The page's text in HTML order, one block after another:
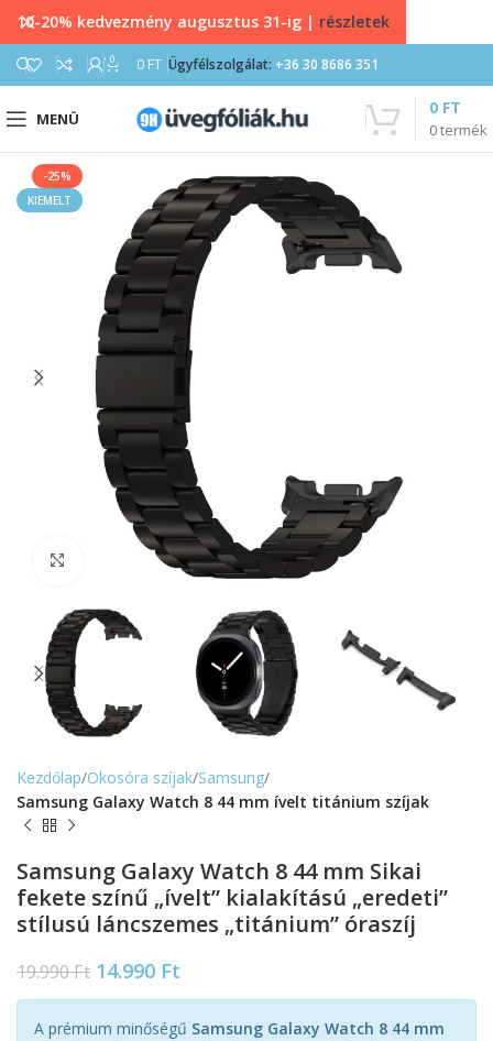
0 0 FT Ügyfélszolgálat: +36 30 8686 351
MENÜ
0termék
0 FT
-25%
KIEMELT
Kezdőlap Okosóra szíjak Samsung
Samsung Galaxy Watch 8 44 mm ívelt titánium szíjak
Samsung Galaxy Watch 8 44 mm Sikai
fekete színű „ívelt” kialakítású „eredeti”
stílusú láncszemes „titánium” óraszíj
19.990Ft 14.990 Ft
A prémium minőségű Samsung Galaxy Watch 8 44 mm
10-20% kedvezmény augusztus 31-ig | részletek